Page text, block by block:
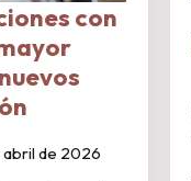
con
abril de 2026